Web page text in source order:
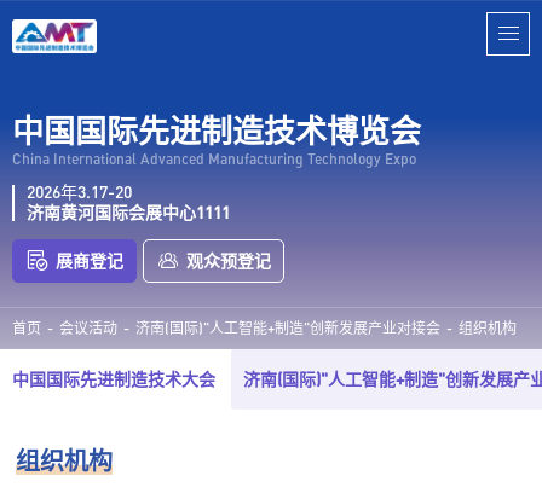
中国国际先进制造技术博览会
China International Advanced Manufacturing Technology Expo‌
2026年3.17-20
济南黄河国际会展中心1111
展商登记 观众预登记
首页 - 会议活动 - 济南(国际)"人工智能+制造"创新发展产业对接会 - 组织机构
中国国际先进制造技术大会 济南(国际)"人工智能+制造"创新发展产
组织机构